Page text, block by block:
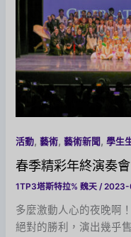
活動,藝術,藝術新聞 ,學生
春季精彩年終演奏會
1TP3塔斯特拉% 魏天/
多麼激動人心的夜晚啊
絕對的勝利，演出幾乎